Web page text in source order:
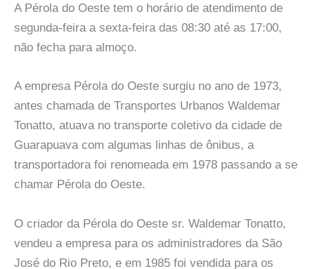
A Pérola do Oeste tem o horário de atendimento de
segunda-feira a sexta-feira das 08:30 até as 17:00,
não fecha para almoço.
A empresa Pérola do Oeste surgiu no ano de 1973,
antes chamada de Transportes Urbanos Waldemar
Tonatto, atuava no transporte coletivo da cidade de
Guarapuava com algumas linhas de ônibus, a
transportadora foi renomeada em 1978 passando a se
chamar Pérola do Oeste.
O criador da Pérola do Oeste sr. Waldemar Tonatto,
vendeu a empresa para os administradores da São
José do Rio Preto, e em 1985 foi vendida para os